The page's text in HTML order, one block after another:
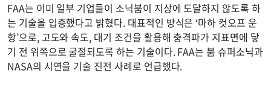
FAA는 이미 일부 기업들이 소닉붐이 지상에 도달하지 않도록 하
는 기술을 입증했다고 밝혔다. 대표적인 방식은 ‘마하 컷오프 운
항’으로, 고도와 속도, 대기 조건을 활용해 충격파가 지표면에 닿
기 전 위쪽으로 굴절되도록 하는 기술이다. FAA는 붐 슈퍼소닉과
NASA의 시연을 기술 진전 사례로 언급했다.